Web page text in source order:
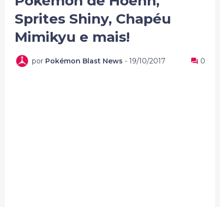
Sprites Shiny, Chapéu
Mimikyu e mais!
por Pokémon Blast News - 19/10/2017 0